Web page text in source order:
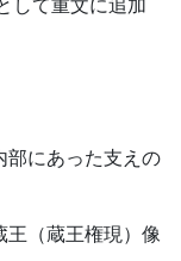
部にあった支えの
王（蔵王権現）像